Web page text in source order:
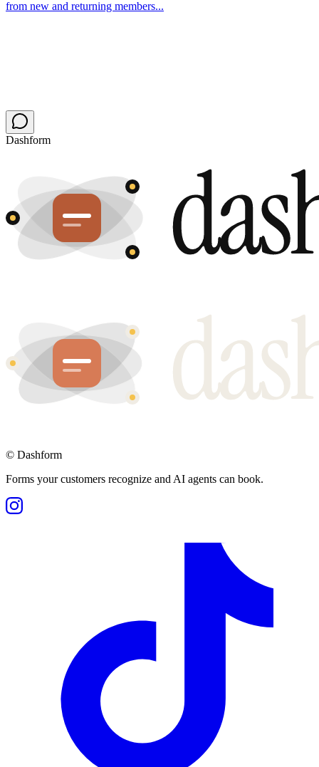
from new and returning members...
Dashform
© Dashform
Forms your customers recognize and AI agents can book.